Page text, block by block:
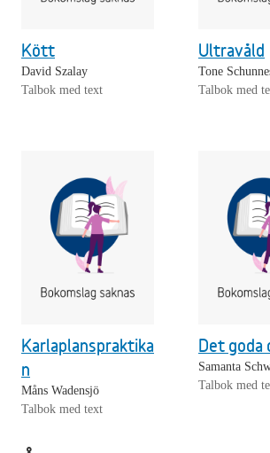
Kött
David Szalay
Talbok med text
Ultravåld
Tone
Talbok med
Karlaplanspraktika
n
Måns Wadensjö
Talbok med text
Det goda
Samanta
Talbok med